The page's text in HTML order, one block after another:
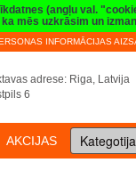
(angļu val.
mēs uzkrāsim un
INFORMĀCIJAS
adrese: Riga, Latvija
6
AKCIJAS